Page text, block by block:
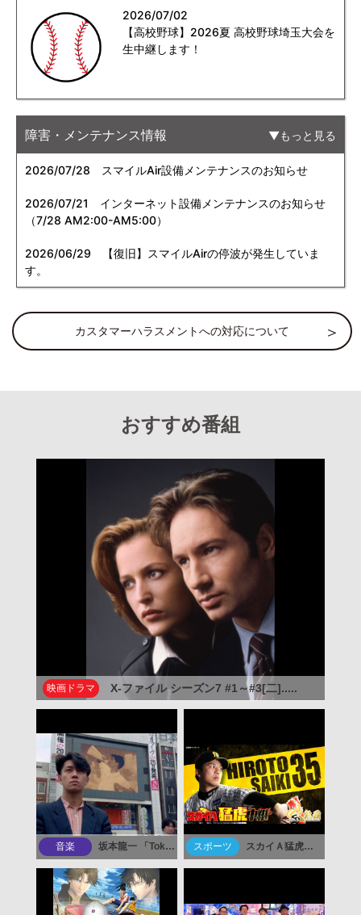
2026/07/02
【高校野球】2026夏 高校野球埼玉大会を
生中継します！
障害・メンテナンス情報 もっと見る
2026/07/28 スマイルAir設備メンテナンスのお知らせ
2026/07/21
インターネット設備メンテナンスのお知らせ
（7/28 AM2:00-AM5:00）
2026/06/29 【復旧】スマイルAirの停波が発生していま
す。
カスタマーハラスメントへの対応について
おすすめ番組